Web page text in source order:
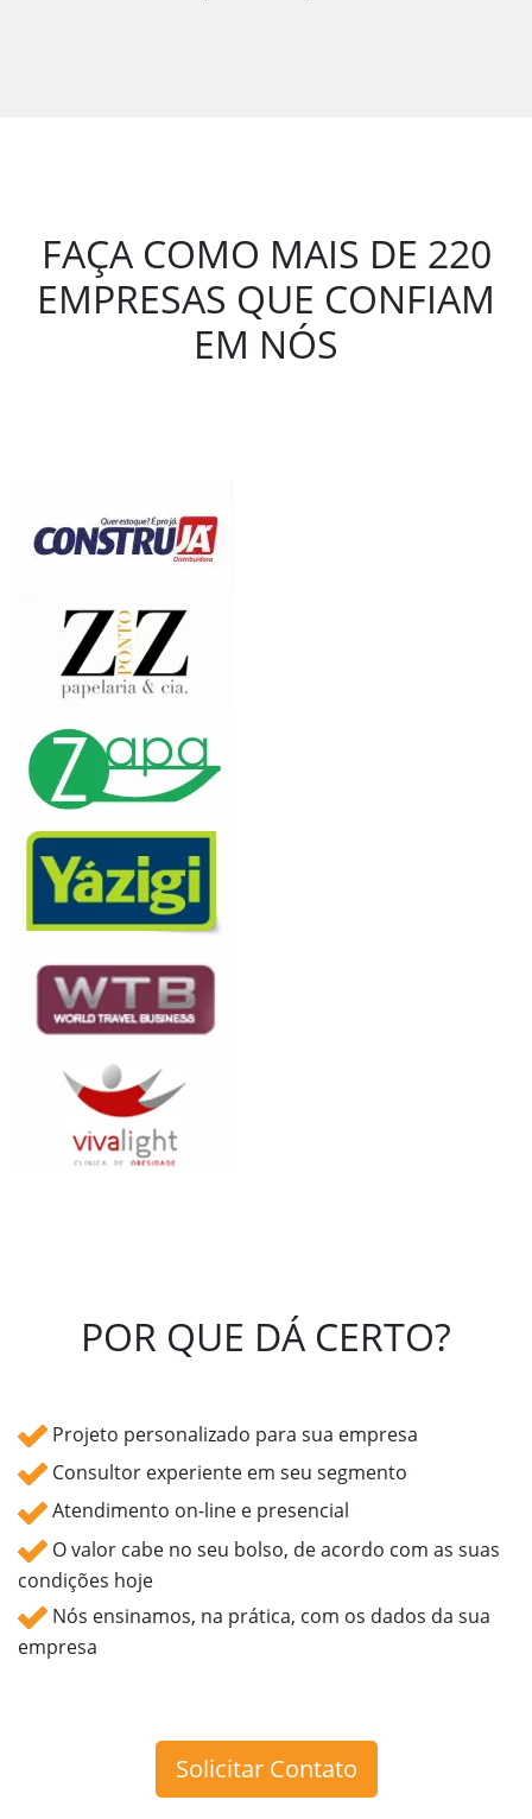
FAÇA COMO MAIS DE 220
EMPRESAS QUE CONFIAM
EM NÓS
POR QUE DÁ CERTO?
Projeto personalizado para sua empresa
Consultor experiente em seu segmento
Atendimento on-line e presencial
O valor cabe no seu bolso, de acordo com as suas
condições hoje
Nós ensinamos, na prática, com os dados da sua
empresa
Solicitar Contato